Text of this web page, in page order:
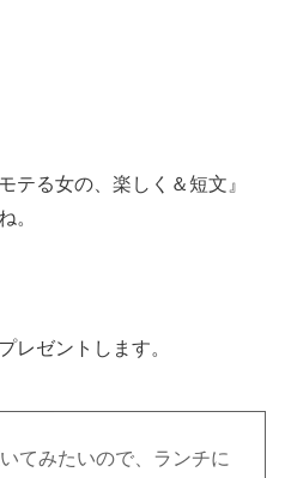
テる女の、楽しく＆短文』
。
レゼントします。
てみたいので、ランチに